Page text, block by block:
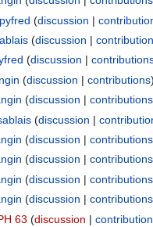
(discussion |
(discussion |
(discussion |
(discussion | contributions)
(discussion | contributions
(discussion |
(discussion | contributions
(discussion | contributions
(discussion | contributions
(discussion | contributions
63 (discussion |